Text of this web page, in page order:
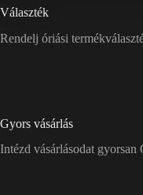
Választék
Rendelj óriási
Gyors vásárlás
Intézd vásárlásodat